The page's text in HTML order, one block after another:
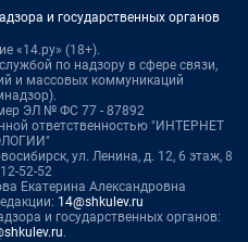
и государственных органов
«14.ру» (18+).
по надзору в сфере связи,
и массовых коммуникаций
ЭЛ № ФС 77 - 87892
ответственностью "ИНТЕРНЕТ
ул. Ленина, д. 12, 6 этаж, 8
52-52
Екатерина Александровна
14@shkulev.ru
и государственных органов:
.